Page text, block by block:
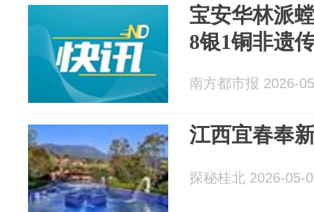
宝安华林派
8银1铜非遗
南方都市报 2026-
江西宜春奉
探秘桂北 2026-05-